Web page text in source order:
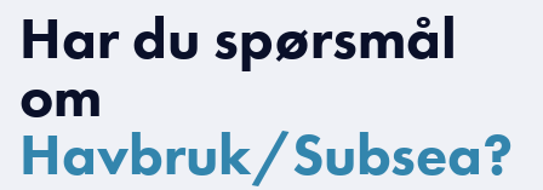
Har du spørsmål
om
Havbruk/Subsea?